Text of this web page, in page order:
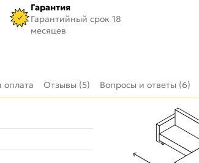
Гарантия
Гарантийный срок 18
месяцев
оплата Отзывы (5) Вопросы и ответы (6)